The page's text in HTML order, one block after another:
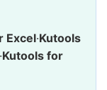
Excel·Kutools
·Kutools for